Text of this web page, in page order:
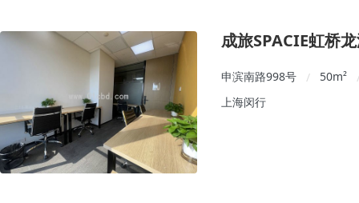
成旅SPACIE虹桥
申滨南路998号 / 50m²
上海闵行